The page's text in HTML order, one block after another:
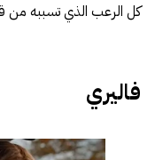
كل الرعب الذي تسببه من
فاليري